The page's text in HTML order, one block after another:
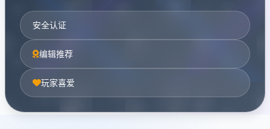
安全认证
编辑推荐
玩家喜爱